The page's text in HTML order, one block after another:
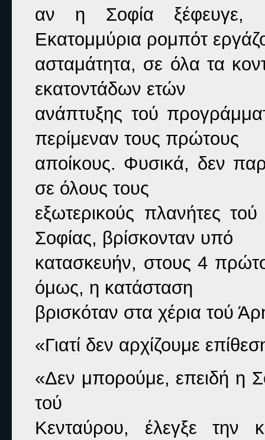
αν η Σοφία ξέφευγε,
Εκατομμύρια ρομπότ
ασταμάτητα, σε όλα τα
εκατοντάδων ετών
ανάπτυξης τού
περίμεναν τους πρώτους
αποίκους. Φυσικά, δεν
σε όλους τους
εξωτερικούς πλανήτες
Σοφίας, βρίσκονταν υπό
κατασκευήν, στους 4
όμως, η κατάσταση
βρισκόταν στα χέρια τού
«Γιατί δεν αρχίζουμε
«Δεν μπορούμε, επειδή η
τού
Κενταύρου, έλεγξε